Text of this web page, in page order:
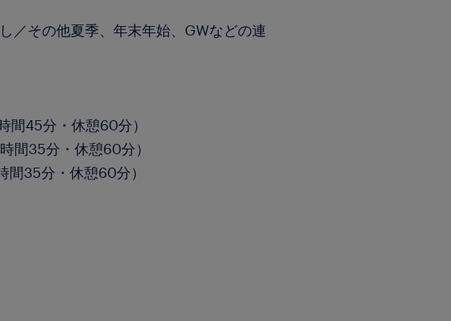
／その他夏季、年末年始、GWなどの連
間45分・休憩60分）
間35分・休憩60分）
間35分・休憩60分）